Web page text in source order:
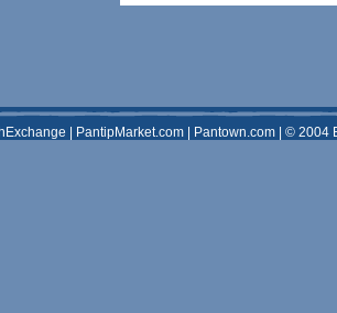
PantipMarket.com Pantown.com | © 2004